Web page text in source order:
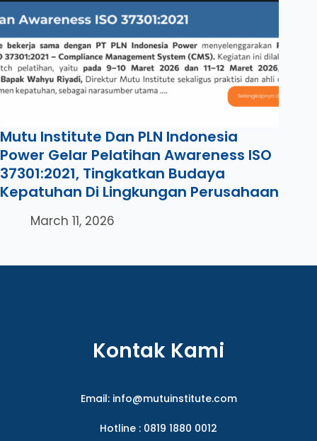
Mutu Institute Dan PLN Indonesia
Power Gelar Pelatihan Awareness ISO
37301:2021, Tingkatkan Budaya
Kepatuhan Di Lingkungan Perusahaan
March 11, 2026
Kontak Kami
Email: info@mutuinstitute.com
Hotline : 0819 1880 0012